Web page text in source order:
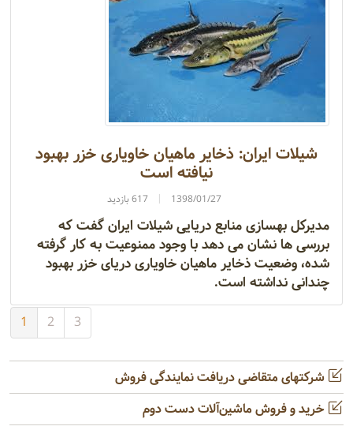
شیلات ایران: ذخایر ماهیان خاویاری خزر بهبود
نیافته است
1398/01/27 617 بازدید
مدیرکل بهسازی منابع دریایی شیلات ایران گفت که
بررسی ها نشان می دهد با وجود ممنوعیت به کار گرفته
شده، وضعیت ذخایر ماهیان خاویاری دریای خزر بهبود
چندانی نداشته است.
1 2 3
شرکتهای متقاضی دریافت نمایندگی فروش
خرید و فروش ماشین‌آلات دست دوم